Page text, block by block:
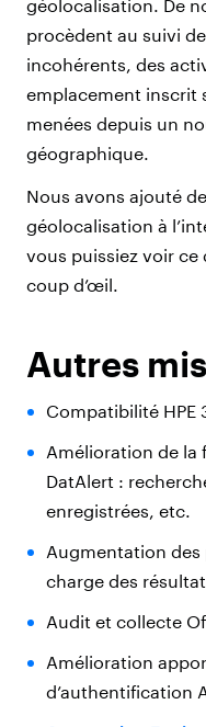
géolocalisation. De
procèdent au suivi
incohérents, des
emplacement inscrit
menées depuis un
géographique.
Nous avons ajouté
géolocalisation à
vous puissiez voir ce
coup d’œil.
Autres
Compatibilité HPE
Amélioration de la
DatAlert :
enregistrées, etc.
Augmentation des
charge des
Audit et collecte
Amélioration
d’authentification